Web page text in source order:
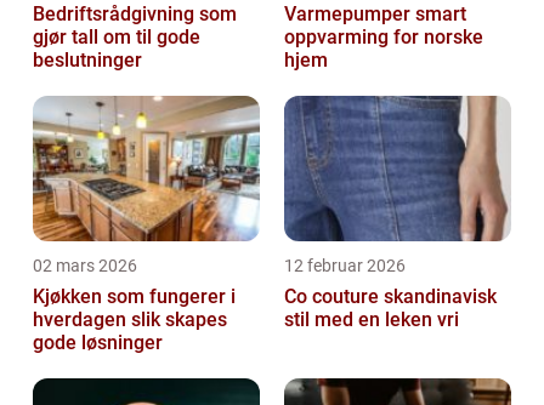
Bedriftsrådgivning som
gjør tall om til gode
beslutninger
Varmepumper smart
oppvarming for norske
hjem
02 mars 2026
Kjøkken som fungerer i
hverdagen slik skapes
gode løsninger
12 februar 2026
Co couture skandinavisk
stil med en leken vri